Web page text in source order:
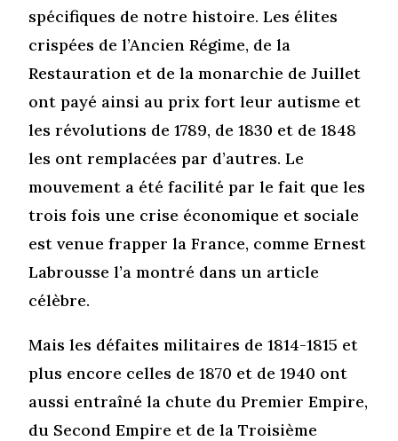
spécifiques de notre histoire. Les élites
crispées de l’Ancien Régime, de la
Restauration et de la monarchie de Juillet
ont payé ainsi au prix fort leur autisme et
les révolutions de 1789, de 1830 et de 1848
les ont remplacées par d’autres. Le
mouvement a été facilité par le fait que les
trois fois une crise économique et sociale
est venue frapper la France, comme Ernest
Labrousse l’a montré dans un article
célèbre.
Mais les défaites militaires de 1814-1815 et
plus encore celles de 1870 et de 1940 ont
aussi entraîné la chute du Premier Empire,
du Second Empire et de la Troisième